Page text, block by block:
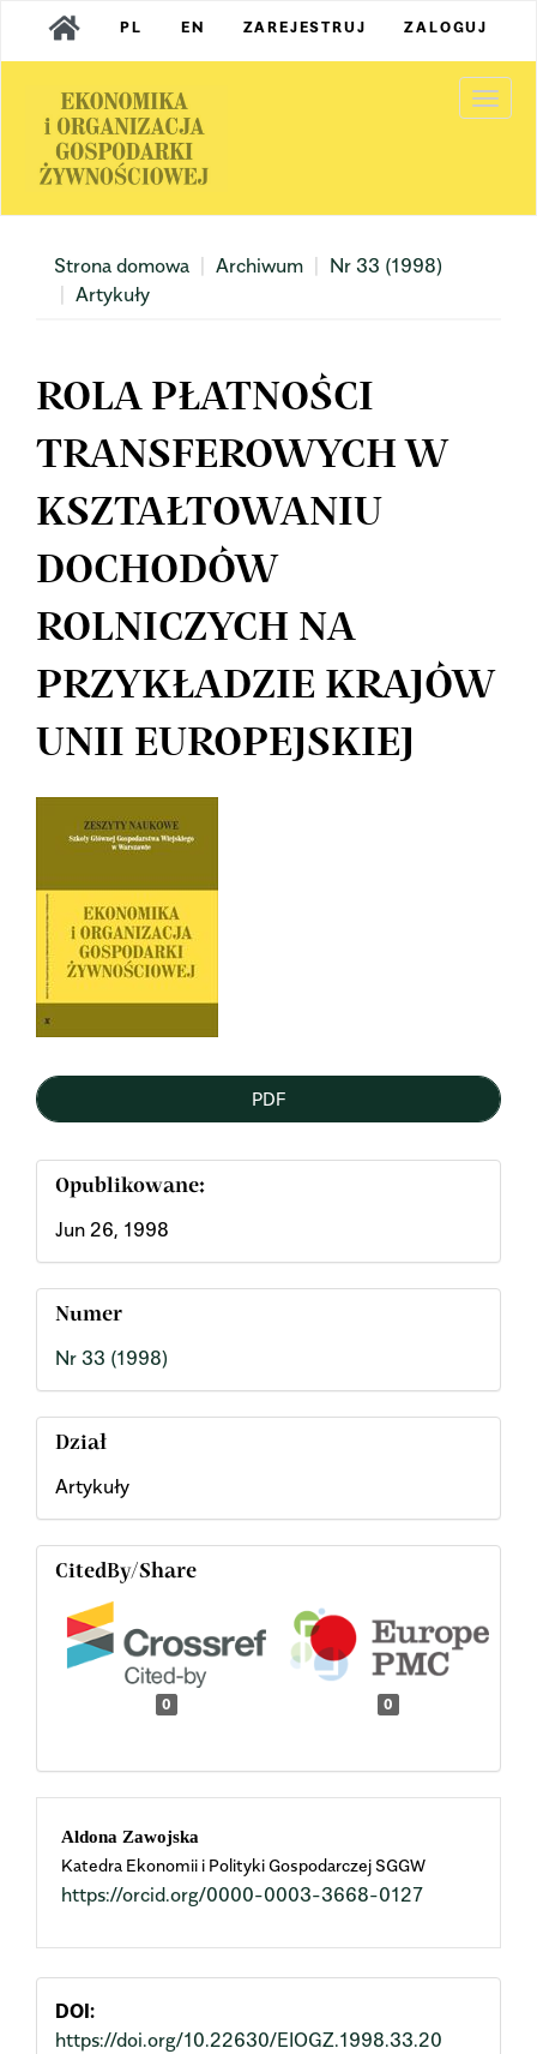
Main
Navigation
Content
Sidebar
PL EN ZAREJESTRUJ ZALOGUJ
Strona domowa Archiwum
Nr 33 (1998)
Artykuły
ROLA PŁATNOŚCI
TRANSFEROWYCH W
KSZTAŁTOWANIU
DOCHODÓW
ROLNICZYCH NA
PRZYKŁADZIE KRAJÓW
UNII EUROPEJSKIEJ
Article
Sidebar
PDF
Opublikowane:
Jun 26, 1998
Numer
Nr 33 (1998)
Dział
Artykuły
CitedBy/Share
0 0
Main
Article
Content
Aldona Zawojska
Katedra Ekonomii i Polityki Gospodarczej SGGW
https://orcid.org/0000-0003-3668-0127
DOI:
https://doi.org/10.22630/EIOGZ.1998.33.20